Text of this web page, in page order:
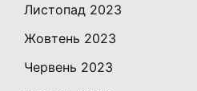
Листопад 2023
Жовтень 2023
Червень 2023